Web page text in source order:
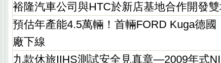
裕隆汽車公司與HTC於新店基地合作開發
預估年產能4.5萬輛！首輛FORD Kuga德國
廠下線
九款休旅IIHS測試安全見真章—2009年式